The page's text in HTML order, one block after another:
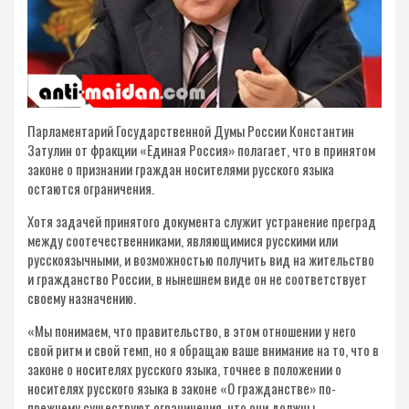
Парламентарий Государственной Думы России Константин
Затулин от фракции «Единая Россия» полагает, что в принятом
законе о признании граждан носителями русского языка
остаются ограничения.
Хотя задачей принятого документа служит устранение преград
между соотечественниками, являющимися русскими или
русскоязычными, и возможностью получить вид на жительство
и гражданство России, в нынешнем виде он не соответствует
своему назначению.
«Мы понимаем, что правительство, в этом отношении у него
свой ритм и свой темп, но я обращаю ваше внимание на то, что в
законе о носителях русского языка, точнее в положении о
носителях русского языка в законе «О гражданстве» по-